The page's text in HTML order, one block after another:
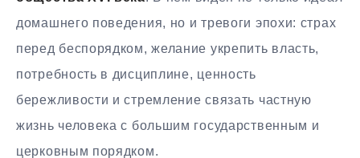
домашнего поведения, но и тревоги эпохи: страх
перед беспорядком, желание укрепить власть,
потребность в дисциплине, ценность
бережливости и стремление связать частную
жизнь человека с большим государственным и
церковным порядком.